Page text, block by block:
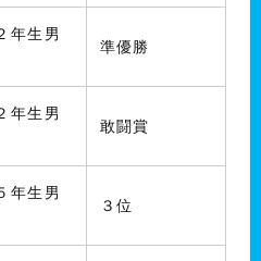
年生男
準優勝
年生男
敢闘賞
年生男
３位